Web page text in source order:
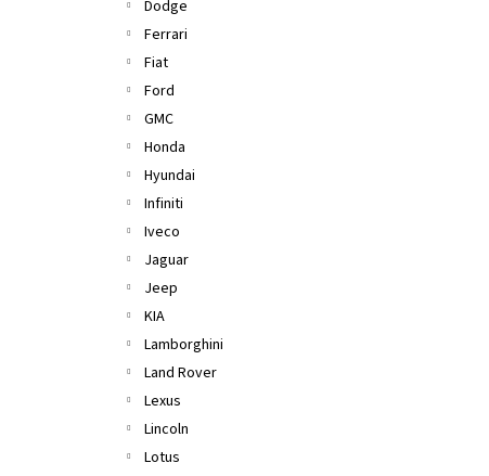
Dodge
Ferrari
Fiat
Ford
GMC
Honda
Hyundai
Infiniti
Iveco
Jaguar
Jeep
KIA
Lamborghini
Land Rover
Lexus
Lincoln
Lotus